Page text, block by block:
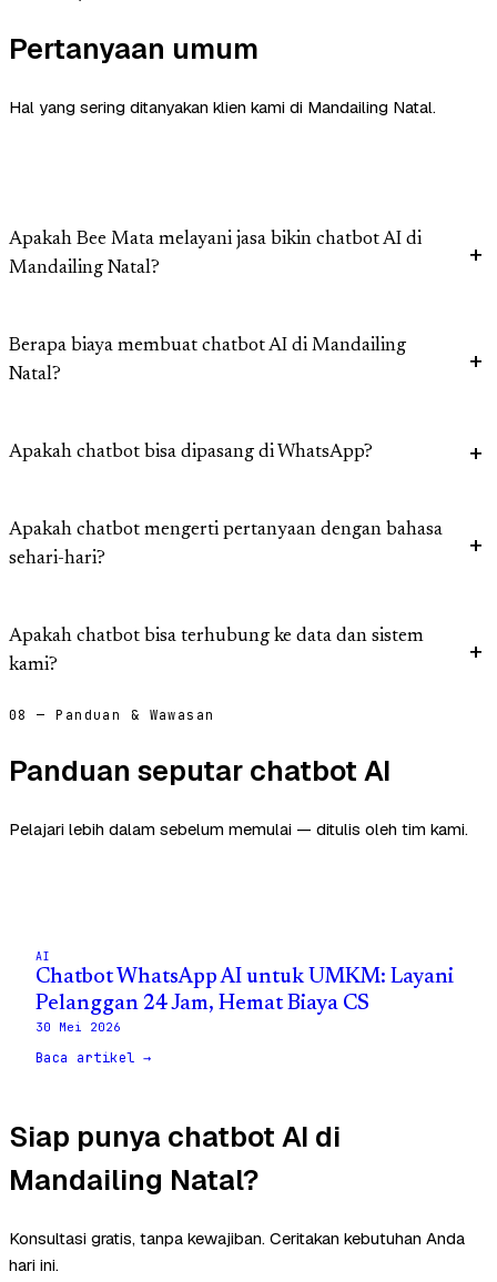
Pertanyaan umum
Hal yang sering ditanyakan klien kami di Mandailing Natal.
Apakah Bee Mata melayani jasa bikin chatbot AI di
Mandailing Natal?
Berapa biaya membuat chatbot AI di Mandailing
Natal?
Apakah chatbot bisa dipasang di WhatsApp?
Apakah chatbot mengerti pertanyaan dengan bahasa
sehari-hari?
Apakah chatbot bisa terhubung ke data dan sistem
kami?
08 — Panduan & Wawasan
Panduan seputar chatbot AI
Pelajari lebih dalam sebelum memulai — ditulis oleh tim kami.
AI
Chatbot WhatsApp AI untuk UMKM: Layani
Pelanggan 24 Jam, Hemat Biaya CS
30 Mei 2026
Baca artikel →
Siap punya chatbot AI di
Mandailing Natal?
Konsultasi gratis, tanpa kewajiban. Ceritakan kebutuhan Anda
hari ini.